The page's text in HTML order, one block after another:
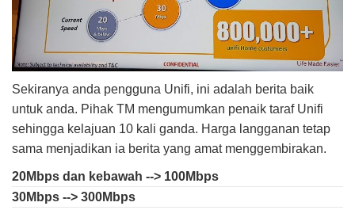
Sekiranya anda pengguna Unifi, ini adalah berita baik
untuk anda. Pihak TM mengumumkan penaik taraf Unifi
sehingga kelajuan 10 kali ganda. Harga langganan tetap
sama menjadikan ia berita yang amat menggembirakan.
20Mbps dan kebawah --> 100Mbps
30Mbps --> 300Mbps